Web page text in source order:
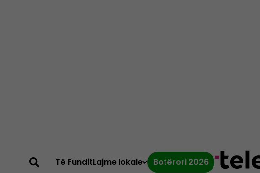
Të FunditLajme lokale Botërori 2026